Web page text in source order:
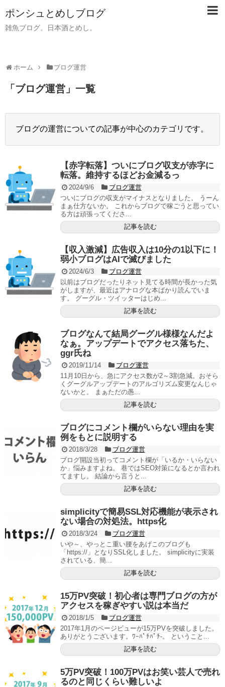
ポンシュとめしブログ
雑魚ブログ。日本酒とめし。
ホーム ブログ運営
「 ブログ運営 」 一覧
ブログの運営についての記事が中心のカテゴリです。
【赤字転落】ついにブログ収支が赤字に
転落。維持するほどお金減るっ
2024/9/6
ブログ運営
ついにブログの収支がマイナスとなりました。 うーん
まぁ仕方ないか。 これからブログで稼ごうと思ってい
る方は頑張ってくださ...
記事を読む
【収入激減】広告収入は10分の1以下に！
弱小ブログはAIで滅びました
2024/6/3
ブログ運営
以前はブログだったりネット見てる時間が長かった気
がしますが、最近はアナログな本ばかり読んでいま
す。 グーグル・ツイッターはじめ...
記事を読む
ブログなんて結局グーグル様様なんだよ
なぁ。アップデートでアクセス落ちた、
ggr氏ね
2019/11/14
ブログ運営
11月10日から、急にアクセス数が2～3割急減。おそら
くグーグルアップデートのアルゴリズム変更なんじゃ
ないかと。 まぁただの愚...
記事を読む
ブログにコメント欄がいらない理由を実
例をもとに説明する
2018/3/28
ブログ運営
ブログ開設当初ってコメント欄が「いるか・いらない
か」悩みますよね。 巷ではSEO対策になるとか言われ
てますし。 結論から言うと...
記事を読む
simplicityで簡易SSL対応機能が表示され
ない場合の対処法。https化
2018/3/24
ブログ運営
いや～、やっとこ重い腰をあげこのブログも
「https://」となりSSL化しました。 simplicityに実装
されている、簡...
記事を読む
15万PV突破！初心者は専門ブログの方が
アクセスを稼ぎやすい説は本当だ
2018/1/5
ブログ運営
2017年1月のページビューが15万PVを突破しました。
ありがとうございます。ﾜｰﾊﾟﾁﾊﾟﾁ-。 ということ...
記事を読む
5万PV突破！100万PVはお笑い芸人で売れ
るのと同じくらい難しいよ